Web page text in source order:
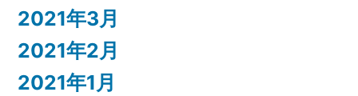
2021年3月
2021年2月
2021年1月